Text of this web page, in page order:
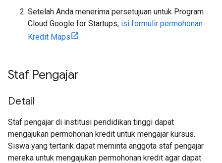
Setelah Anda menerima persetujuan untuk Program
Cloud Google for Startups, isi formulir permohonan
Kredit Maps
.
Staf Pengajar
Detail
Staf pengajar di institusi pendidikan tinggi dapat
mengajukan permohonan kredit untuk mengajar kursus.
Siswa yang tertarik dapat meminta anggota staf pengajar
mereka untuk mengajukan permohonan kredit agar dapat